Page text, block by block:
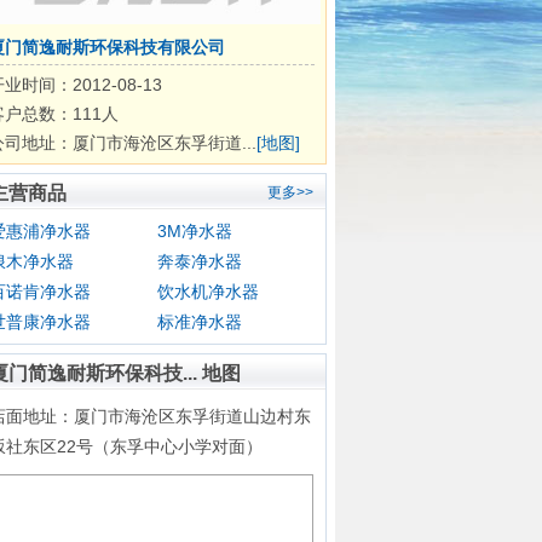
门简逸耐斯环保科技有限公司
业时间：2012-08-13
户总数：111人
司地址：厦门市海沧区东孚街道... [地图]
更多>>
营商品
惠浦净水器
3M净水器
木净水器
奔泰净水器
诺肯净水器
饮水机净水器
普康净水器
标准净水器
门简逸耐斯环保科技... 地图
面地址：厦门市海沧区东孚街道山边村东
社东区22号（东孚中心小学对面）